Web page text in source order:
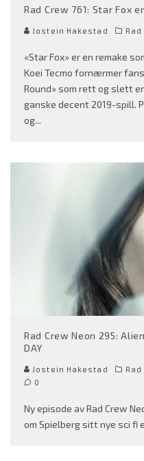
Rad Crew 761: Star Fox
Jostein Hakestad
«Star Fox» er en remake
Koei Tecmo fornærmer
Round» som rett og slett
ganske decent 2019-spill.
og...
Rad Crew Neon 295:
DAY
Jostein Hakestad Rad
0
Ny episode av Rad Crew
om Spielberg sitt nye sci fi